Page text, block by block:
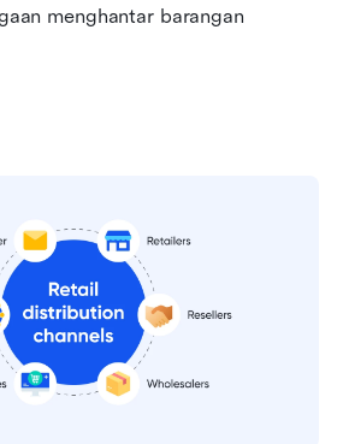
menghantar barangan